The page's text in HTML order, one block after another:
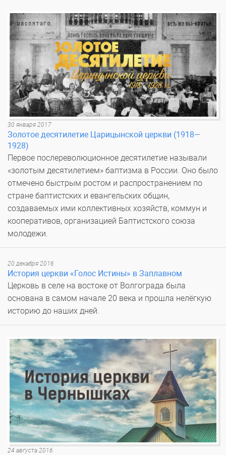
30 января 2017
Золотое десятилетие Царицынской церкви (1918—
1928)
Первое послереволюционное десятилетие называли
«золотым десятилетием» баптизма в России. Оно было
отмечено быстрым ростом и распространением по
стране баптистских и евангельских общин,
создаваемых ими коллективных хозяйств, коммун и
кооперативов, организацией Баптистского союза
молодежи.
20 декабря 2016
История церкви «Голос Истины» в Заплавном
Церковь в селе на востоке от Волгограда была
основана в самом начале 20 века и прошла нелёгкую
историю до наших дней.
24 августа 2016